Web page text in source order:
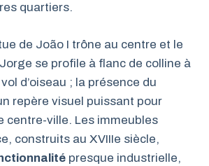
quartiers.
de João I trône au centre et le
se profile à flanc de colline à
d’oiseau ; la présence du
repère visuel puissant pour
centre-ville. Les immeubles
construits au XVIIIe siècle,
presque industrielle,